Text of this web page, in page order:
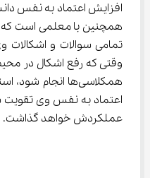
افزایش اعتماد به نفس
همچنین با معلمی است که
وقتی که رفع اشکال در
همکلاسی‌ها انجام
اعتماد به نفس وی تقویت
عملکردش خواهد گذاشت.